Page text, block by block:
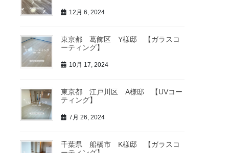
12月 6, 2024
東京都 葛飾区 Y様邸 【ガラスコ
ーティング】
10月 17, 2024
東京都 江戸川区 A様邸 【UVコー
ティング】
7月 26, 2024
千葉県 船橋市 K様邸 【ガラスコ